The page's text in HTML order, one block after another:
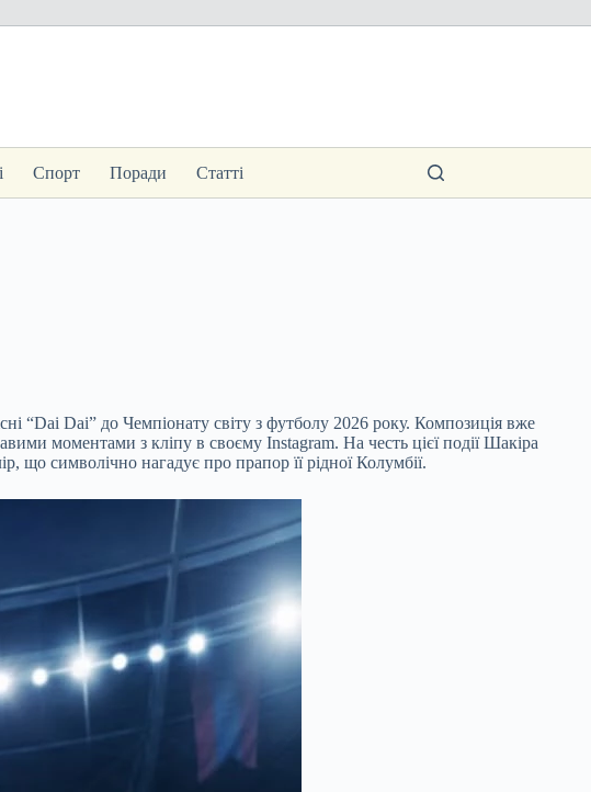
Спорт Поради Статті
“Dai Dai” до Чемпіонату світу з футболу 2026 року. Композиція вже
моментами з кліпу в своєму Instagram. На честь цієї події Шакіра
символічно нагадує про прапор її рідної Колумбії.